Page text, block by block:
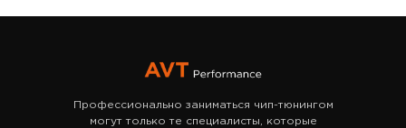
Профессионально заниматься чип-тюнингом
могут только те специалисты, которые